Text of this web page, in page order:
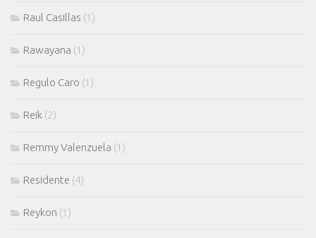
Raul Casillas (1)
Rawayana (1)
Regulo Caro (1)
Reik (2)
Remmy Valenzuela (1)
Residente (4)
Reykon (1)